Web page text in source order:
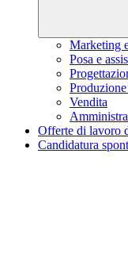
Marketing
Posa e
Vendita
Offerte di lavoro
Candidatura